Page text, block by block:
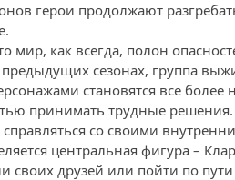
герои продолжают
мир, как всегда, полон
сезонах, группа
становятся все
принимать трудные
со своими
центральная фигура –
друзей или пойти по